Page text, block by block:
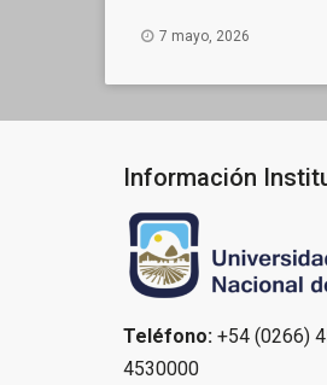
7 mayo, 2026
Información
Teléfono: +54 (0266)
4530000